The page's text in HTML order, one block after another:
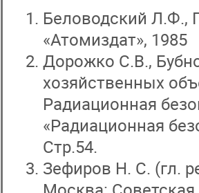
Беловодский Л.Ф.,
«Атомиздат», 1985
Дорожко С.В.,
хозяйственных
Радиационная
«Радиационная
Стр.54.
Зефиров Н. С. (гл.